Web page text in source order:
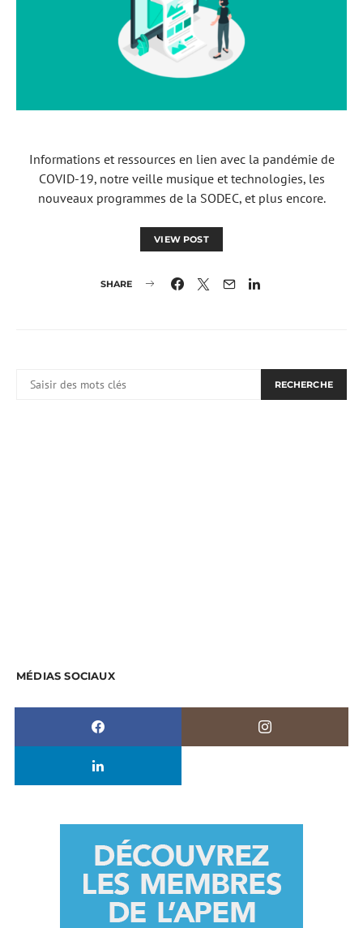
Informations et ressources en lien avec la pandémie de
COVID-19, notre veille musique et technologies, les
nouveaux programmes de la SODEC, et plus encore.
VIEW POST
SHARE
RECHERCHE
MÉDIAS SOCIAUX